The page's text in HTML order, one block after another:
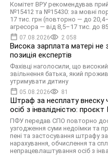
Комітет ВРУ рекомендував
№15412 та №15430: за мовні
17 тис. грн (повторно — до
агресора — від 8,5–17 тис. до
07.08.2026 2 058
Висока зарплата матері не
позиція експертів
Фахівці наголосили, що
звільнення батька, який
утримувати дитину
05.08.2026 81
Штраф за несплату внеску
осіб з інвалідністю:
ПФУ передав СПО повторно
узгодження суми недоїмки та
пені та застосування штрафу
нарахування, обчислення та
непрацевлаштування осіб з